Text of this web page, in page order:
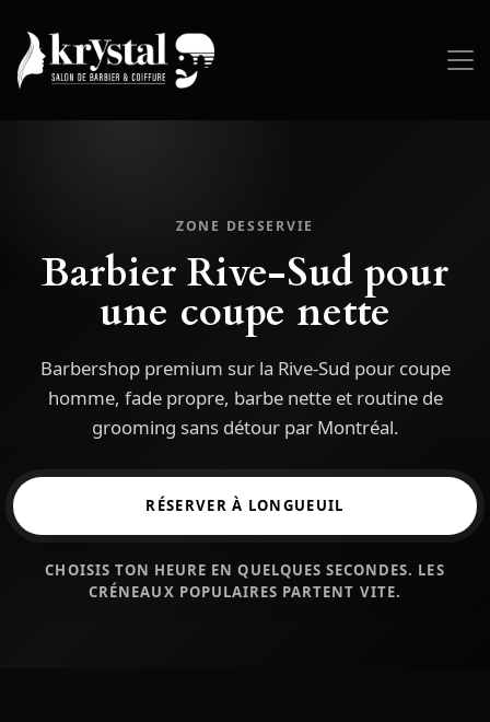
ZONE DESSERVIE
Barbier Rive-Sud pour
une coupe nette
Barbershop premium sur la Rive-Sud pour coupe
homme, fade propre, barbe nette et routine de
grooming sans détour par Montréal.
RÉSERVER À LONGUEUIL
CHOISIS TON HEURE EN QUELQUES SECONDES. LES
CRÉNEAUX POPULAIRES PARTENT VITE.